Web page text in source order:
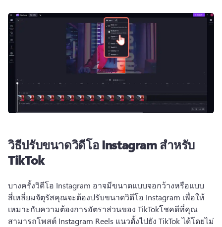
วิธีปรับขนาดวิดีโอ Instagram สำหรับ
TikTok
บางครั้งวิดีโอ Instagram อาจมีขนาดแบบจอกว้างหรือแบบ
สี่เหลี่ยมจัตุรัสคุณจะต้องปรับขนาดวิดีโอ Instagram เพื่อให้
เหมาะกับความต้องการอัตราส่วนของ TikTokโชคดีที่คุณ
สามารถโพสต์ Instagram Reels แนวตั้งไปยัง TikTok ได้โดยไม่